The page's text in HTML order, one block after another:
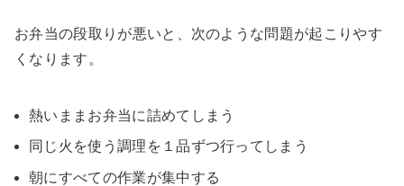
お弁当の段取りが悪いと、次のような問題が起こりやす
くなります。
熱いままお弁当に詰めてしまう
同じ火を使う調理を１品ずつ行ってしまう
朝にすべての作業が集中する